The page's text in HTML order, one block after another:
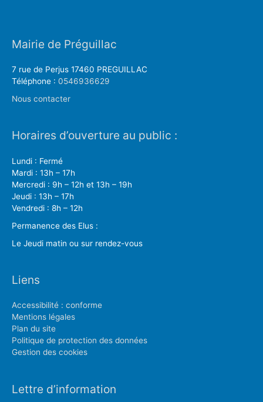
Mairie de Préguillac
7 rue de Perjus 17460 PREGUILLAC
Téléphone : 0546936629
Nous contacter
Horaires d’ouverture au public :
Lundi : Fermé
Mardi : 13h – 17h
Mercredi : 9h – 12h et 13h – 19h
Jeudi : 13h – 17h
Vendredi : 8h – 12h
Permanence des Elus :
Le Jeudi matin ou sur rendez-vous
Liens
Accessibilité : conforme
Mentions légales
Plan du site
Politique de protection des données
Gestion des cookies
Lettre d’information